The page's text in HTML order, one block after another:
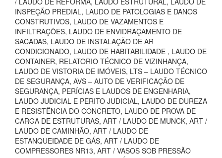
INSPEÇÃO PREDIAL, LAUDO DE PATOLOGIAS E DANOS
CONSTRUTIVOS, LAUDO DE VAZAMENTOS E
INFILTRAÇÕES, LAUDO DE ENVIDRAÇAMENTO DE
SACADAS, LAUDO DE INSTALAÇÃO DE AR
CONDICIONADO, LAUDO DE HABITABILIDADE , LAUDO DE
CONTAINER, RELATORIO TÉCNICO DE VIZINHANÇA,
LAUDO DE VISTORIA DE IMÓVEIS, LTS – LAUDO TÉCNICO
DE SEGURANÇA, AVS – AUTO DE VERIFICAÇÃO DE
SEGURANÇA, PERÍCIAS E LAUDOS DE ENGENHARIA,
LAUDO JUDICIAL E PERITO JUDICIAL, LAUDO DE DUREZA
E RESISTÊNCIA DO CONCRETO, LAUDO DE PROVA DE
CARGA DE ESTRUTURAS, ART / LAUDO DE MUNCK, ART /
LAUDO DE CAMINHÃO, ART / LAUDO DE
ESTANQUEIDADE DE GÁS, ART / LAUDO DE
COMPRESSORES NR13, ART / VASOS SOB PRESSÃO